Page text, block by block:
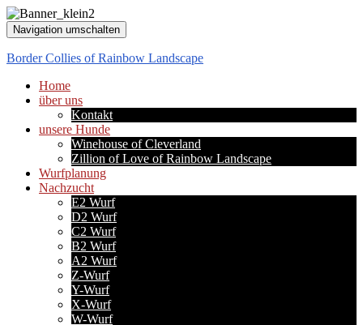
Navigation umschalten
Border Collies of Rainbow Landscape
Home
über uns
Kontakt
unsere Hunde
Winehouse of Cleverland
Zillion of Love of Rainbow Landscape
Wurfplanung
Nachzucht
E2 Wurf
D2 Wurf
C2 Wurf
B2 Wurf
A2 Wurf
Z-Wurf
Y-Wurf
X-Wurf
W-Wurf